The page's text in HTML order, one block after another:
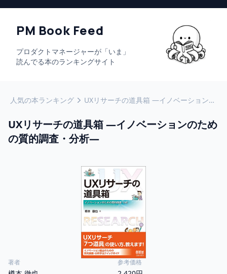
PM Book Feed
プロダクトマネージャーが「いま」
読んでる本のランキングサイト
人気の本ランキング UXリサーチの道具箱 ―イノベーションのための質的調査・分析―
UXリサーチの道具箱 ―イノベーションのため
の質的調査・分析―
著者 参考価格